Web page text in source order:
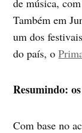
Também em
um dos
do país, o
Resumindo:
Com base no